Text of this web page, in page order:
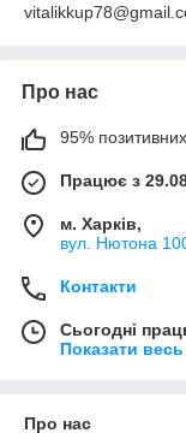
Про нас
95% позитивних
Працює з
м. Харків,
вул. Нютона
Контакти
Сьогодні
Показати
Про нас